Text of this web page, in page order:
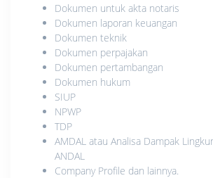
Dokumen untuk akta notaris
Dokumen laporan keuangan
Dokumen teknik
Dokumen perpajakan
Dokumen pertambangan
Dokumen hukum
SIUP
NPWP
TDP
AMDAL atau Analisa Dampak
ANDAL
Company Profile dan lainnya.